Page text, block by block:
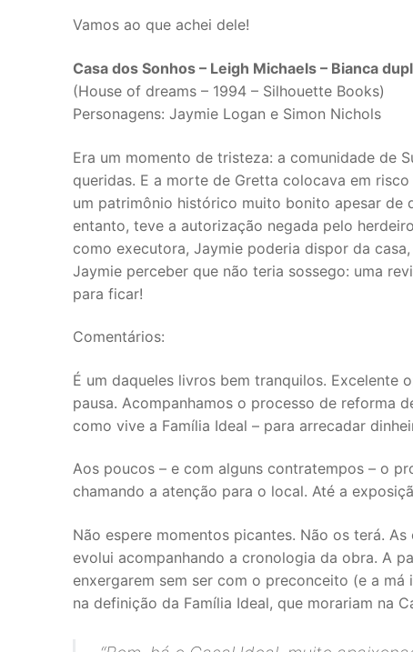
Vamos ao que achei dele!
Casa dos Sonhos – Leigh Michaels – Bianca
(House of dreams – 1994 – Silhouette Books)
Personagens: Jaymie Logan e Simon Nichols
Era um momento de tristeza: a comunidade de
queridas. E a morte de Gretta colocava em
um patrimônio histórico muito bonito apesar de
entanto, teve a autorização negada pelo
como executora, Jaymie poderia dispor da
Jaymie perceber que não teria sossego: uma
para ficar!
Comentários:
É um daqueles livros bem tranquilos. Excelente
pausa. Acompanhamos o processo de reforma
como vive a Família Ideal – para arrecadar
Aos poucos – e com alguns contratempos – o
chamando a atenção para o local. Até a
Não espere momentos picantes. Não os terá.
evolui acompanhando a cronologia da obra. A
enxergarem sem ser com o preconceito (e a má
na definição da Família Ideal, que morariam na